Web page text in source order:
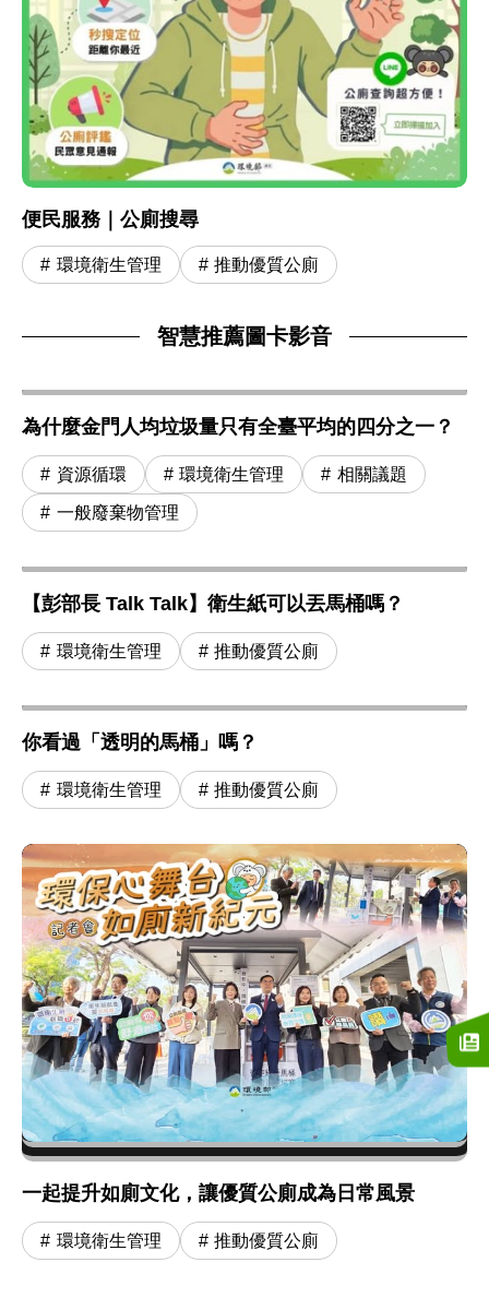
便民服務｜公廁搜尋
環境衛生管理 推動優質公廁
智慧推薦圖卡影音
為什麼金門人均垃圾量只有全臺平均的四分之一？
資源循環 環境衛生管理 相關議題
一般廢棄物管理
【彭部長 Talk Talk】衛生紙可以丟馬桶嗎？
環境衛生管理 推動優質公廁
你看過「透明的馬桶」嗎？
環境衛生管理 推動優質公廁
一起提升如廁文化，讓優質公廁成為日常風景
環境衛生管理 推動優質公廁